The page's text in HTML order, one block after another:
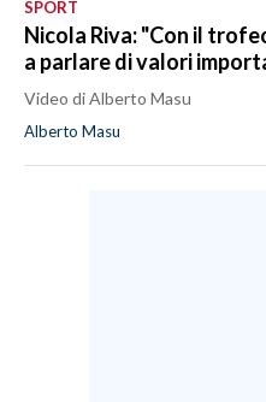
SPORT
Nicola Riva: "Con il
a parlare di valori
Video di Alberto Masu
Alberto Masu